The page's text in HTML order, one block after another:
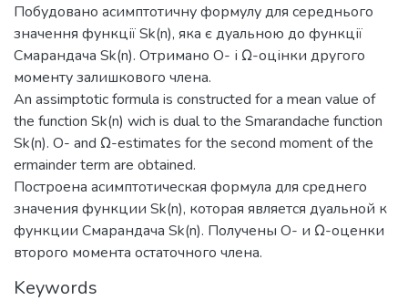
Побудовано асимптотичну формулу для середнього
значення функції Sk(n), яка є дуальною до функції
Смарандача Sk(n). Отримано O- і Ω-оцінки другого
моменту залишкового члена.
An assimptotic formula is constructed for a mean value of
the function Sk(n) wich is dual to the Smarandache function
Sk(n). O- and Ω-estimates for the second moment of the
ermainder term are obtained.
Построена асимптотическая формула для среднего
значения функции Sk(n), которая является дуальной к
функции Смарандача Sk(n). Получены O- и Ω-оценки
второго момента остаточного члена.
Keywords